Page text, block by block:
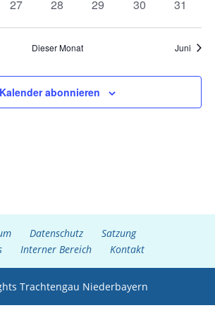
0
27
0
28
0
29
0
30
0
31
Dieser Monat Juni
Kalender abonnieren
Datenschutz
Satzung
Interner Bereich Kontakt
Trachtengau Niederbayern